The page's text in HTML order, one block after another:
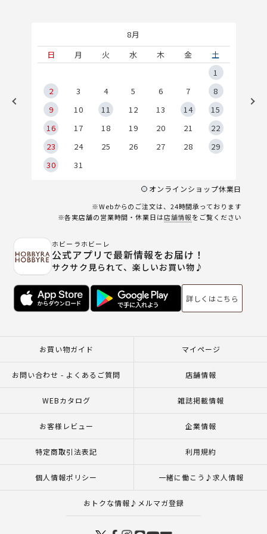
8月
日
月 火 水 木 金
土
1
2
3 4 5 6 7
8
9
10 11 12 13 14
15
16
17 18 19 20 21
22
23
24 25 26 27 28
29
30
31
オンラインショップ休業日
※Webからのご注文は、24時間承っております
※各実店舗の営業時間・休業日は店舗情報をご覧ください
ホビーラホビーレ
公式アプリで最新情報をお届け！
サクサク見られて、楽しいお買い物♪
詳しくはこちら
お買い物ガイド マイページ
お問い合わせ - よくあるご質問 店舗情報
WEBカタログ 雑誌掲載情報
お客様レビュー 企業情報
特定商取引法表記 利用規約
個人情報ポリシー 一緒に働こう♪求人情報
おトクな情報♪メルマガ登録